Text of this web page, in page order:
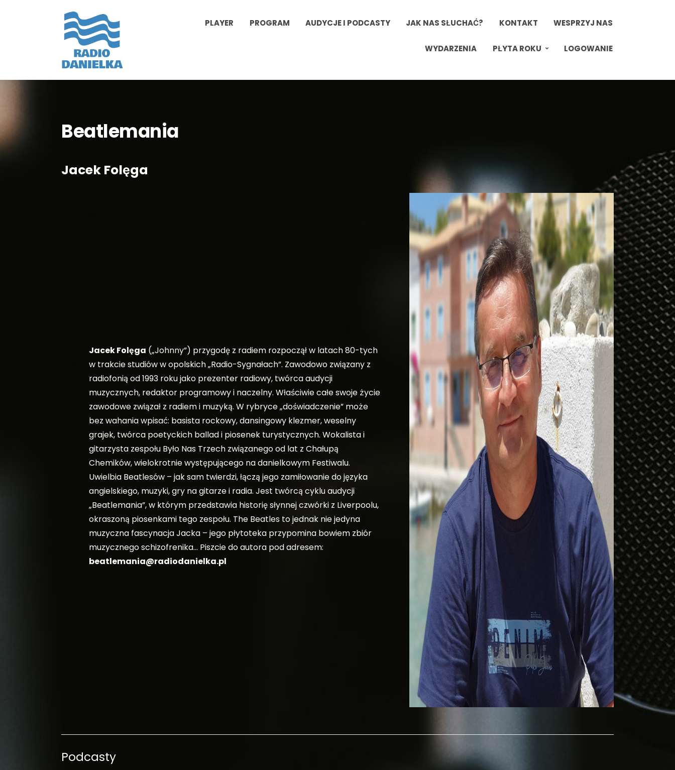
PLAYER PROGRAM AUDYCJE I PODCASTY JAK NAS SŁUCHAĆ? KONTAKT WESPRZYJ NAS
WYDARZENIA PŁYTA ROKU LOGOWANIE
Beatlemania
Jacek Folęga
Jacek Folęga („Johnny”) przygodę z radiem rozpoczął w latach 80-tych
w trakcie studiów w opolskich „Radio-Sygnałach”. Zawodowo związany z
radiofonią od 1993 roku jako prezenter radiowy, twórca audycji
muzycznych, redaktor programowy i naczelny. Właściwie całe swoje życie
zawodowe związał z radiem i muzyką. W rybryce „doświadczenie” może
bez wahania wpisać: basista rockowy, dansingowy klezmer, weselny
grajek, twórca poetyckich ballad i piosenek turystycznych. Wokalista i
gitarzysta zespołu Było Nas Trzech związanego od lat z Chałupą
Chemików, wielokrotnie występującego na danielkowym Festiwalu.
Uwielbia Beatlesów – jak sam twierdzi, łączą jego zamiłowanie do języka
angielskiego, muzyki, gry na gitarze i radia. Jest twórcą cyklu audycji
„Beatlemania”, w którym przedstawia historię słynnej czwórki z Liverpoolu,
okraszoną piosenkami tego zespołu. The Beatles to jednak nie jedyna
muzyczna fascynacja Jacka – jego płytoteka przypomina bowiem zbiór
muzycznego schizofrenika… Piszcie do autora pod adresem:
beatlemania@radiodanielka.pl
Podcasty